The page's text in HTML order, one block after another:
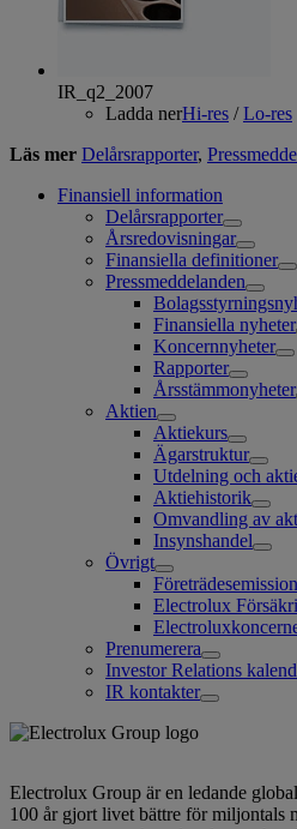
IR_q2_2007
Ladda nerHi-res /Lo-res
Läs mer Delårsrapporter,
Finansiell information
Delårsrapporter
Årsredovisningar
Finansiella definitioner
Pressmeddelanden
Finansiella nyheter
Koncernnyheter
Rapporter
Årsstämmonyheter
Aktien
Aktiekurs
Ägarstruktur
Utdelning och
Aktiehistorik
Omvandling av
Insynshandel
Övrigt
Electrolux
Prenumerera
Investor Relations
IR kontakter
Electrolux Group är en ledande
100 år gjort livet bättre för miljontals